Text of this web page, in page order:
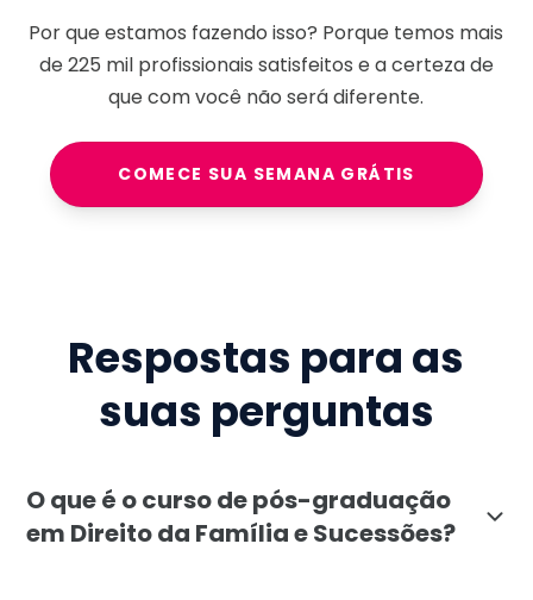
Por que estamos fazendo isso? Porque temos mais
de225 milprofissionais satisfeitos e a certeza de
que com você não será diferente.
COMECE SUA SEMANA GRÁTIS
Respostas para as
suas perguntas
O que é o curso de pós-graduação
em Direito da Família e Sucessões?